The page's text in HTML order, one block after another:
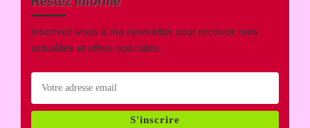
Inscrivez-vous à ma newsletter pour recevoir mes
actualités et offres spéciales.
S'inscrire